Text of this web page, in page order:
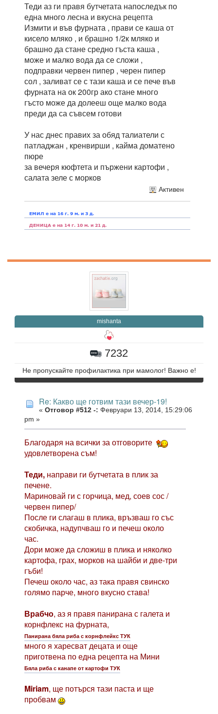
Теди аз ги правя бутчетата напоследък по
една много лесна и вкусна рецепта
Измити и във фурната , прави се каша от
кисело мляко , и брашно 1/2к мляко и
брашно да стане средно гъста каша ,
може и малко вода да се сложи ,
подправки червен пипер , черен пипер
сол , заливат се с тази каша и се пече във
фурната на ок 200гр ако стане много
гъсто може да долееш още малко вода
преди да са съвсем готови
У нас днес правих за обяд талиатели с
патладжан , кренвирши , кайма доматено
пюре
за вечеря кюфтета и пържени картофи ,
салата зеле с морков
Активен
mishanta
7232
Не пропускайте профилактика при мамолог! Важно е!
Re: Какво ще готвим тази вечер-19!
« Отговор #512 -: Февруари 13, 2014, 15:29:06
pm »
Благодаря на всички за отговорите
удовлетворена съм!
Теди, направи ги бутчетата в плик за
печене.
Мариновай ги с горчица, мед, соев сос /
червен пипер/
После ги слагаш в плика, връзваш го със
скобичка, надупчваш го и печеш около
час.
Дори може да сложиш в плика и няколко
картофа, грах, морков на шайби и две-три
гъби!
Печеш около час, аз така правя свинско
голямо парче, много вкусно става!
Врабчо, аз я правя панирана с галета и
корнфлекс на фурната,
Панирана бяла риба с корнфлейкс ТУК
много я харесват децата и още
приготвена по една рецепта на Мини
Бяла риба с канапе от картофи ТУК
Miriam, ще потърся тази паста и ще
пробвам